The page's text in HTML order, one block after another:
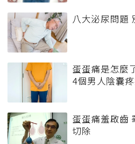
八大泌尿問題
蛋蛋痛是怎麼
4個男人陰囊
蛋蛋痛羞啟齒
切除